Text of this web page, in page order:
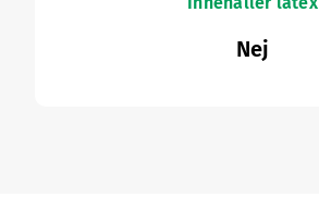
Nej